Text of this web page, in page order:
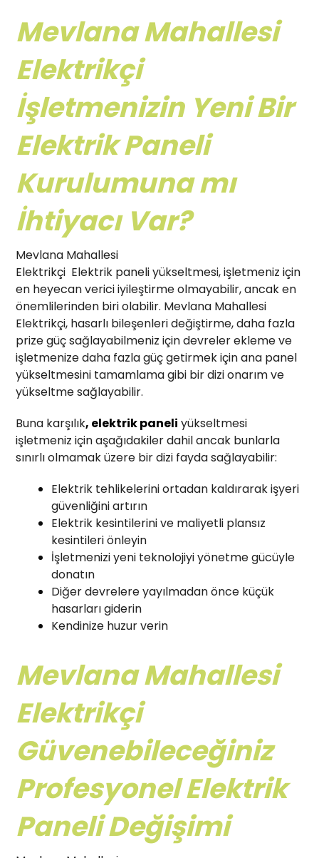
Mevlana Mahallesi
Elektrikçi
İşletmenizin Yeni Bir
Elektrik Paneli
Kurulumuna mı
İhtiyacı Var?
Mevlana Mahallesi
Elektrikçi Elektrik paneli yükseltmesi, işletmeniz için
en heyecan verici iyileştirme olmayabilir, ancak en
önemlilerinden biri olabilir. Mevlana Mahallesi
Elektrikçi, hasarlı bileşenleri değiştirme, daha fazla
prize güç sağlayabilmeniz için devreler ekleme ve
işletmenize daha fazla güç getirmek için ana panel
yükseltmesini tamamlama gibi bir dizi onarım ve
yükseltme sağlayabilir.
Buna karşılık, elektrik paneli yükseltmesi
işletmeniz için aşağıdakiler dahil ancak bunlarla
sınırlı olmamak üzere bir dizi fayda sağlayabilir:
Elektrik tehlikelerini ortadan kaldırarak işyeri
güvenliğini artırın
Elektrik kesintilerini ve maliyetli plansız
kesintileri önleyin
İşletmenizi yeni teknolojiyi yönetme gücüyle
donatın
Diğer devrelere yayılmadan önce küçük
hasarları giderin
Kendinize huzur verin
Mevlana Mahallesi
Elektrikçi
Güvenebileceğiniz
Profesyonel Elektrik
Paneli Değişimi